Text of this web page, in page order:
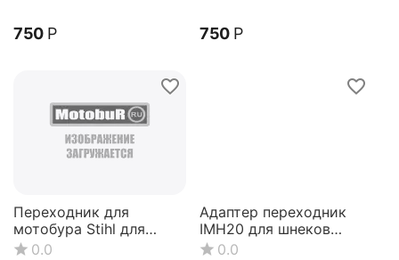
‍750‍ Р ‍750‍ Р
Переходник для
мотобура Stihl для
шнеков N1, Barracuda,
0.0
Адаптер переходник
IMH20 для шнеков
FLATR
0.0